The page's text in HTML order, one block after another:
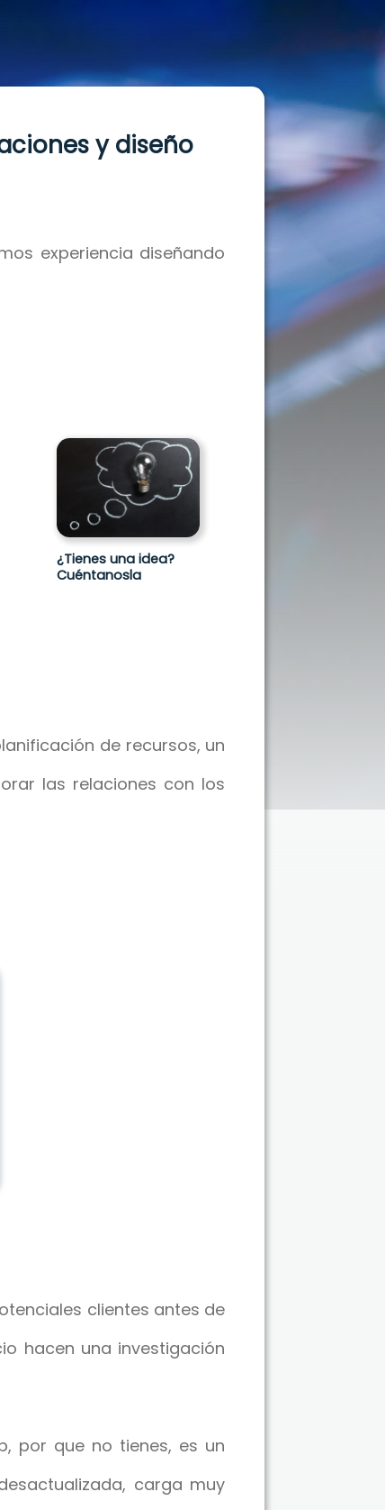
y diseño
experiencia diseñando
¿Tienes una idea?
Cuéntanosla
de recursos, un
las relaciones con los
clientes antes de
hacen una investigación
por que no tienes, es un
carga muy